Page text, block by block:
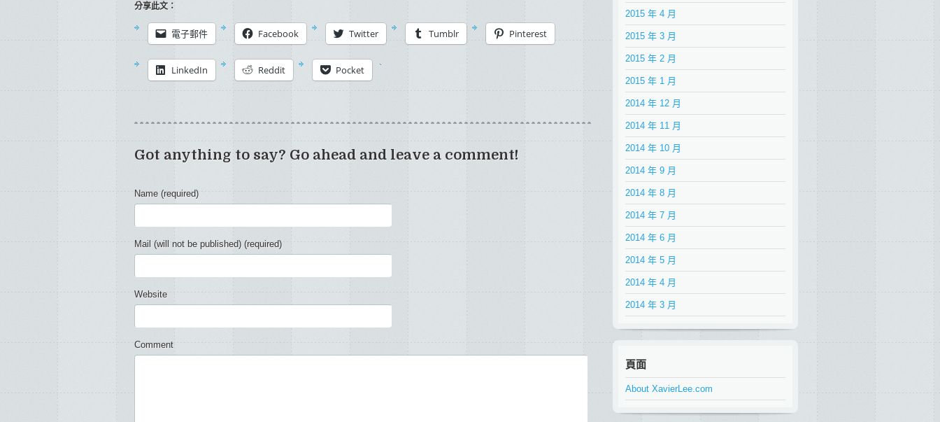
分享此文：
電子郵件 Facebook Twitter Tumblr Pinterest
LinkedIn Reddit Pocket
Got anything to say? Go ahead and leave a comment!
Name (required)
Mail (will not be published) (required)
Website
Comment
2015 年 4 月
2015 年 3 月
2015 年 2 月
2015 年 1 月
2014 年 12 月
2014 年 11 月
2014 年 10 月
2014 年 9 月
2014 年 8 月
2014 年 7 月
2014 年 6 月
2014 年 5 月
2014 年 4 月
2014 年 3 月
頁面
About XavierLee.com